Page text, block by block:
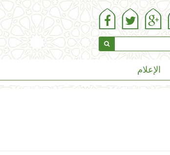
الإعلام